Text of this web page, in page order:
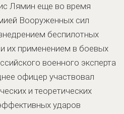
Лямин еще во время
Вооруженных сил
беспилотных
их применением в боевых
военного эксперта
офицер участвовал
и теоретических
ударов